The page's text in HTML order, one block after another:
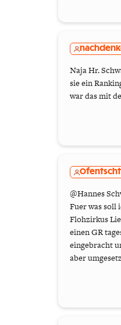
Naja Hr.
sie ein
war das mit
@Hannes
Fuer was soll
Flohzirkus
einen GR
eingebracht
aber